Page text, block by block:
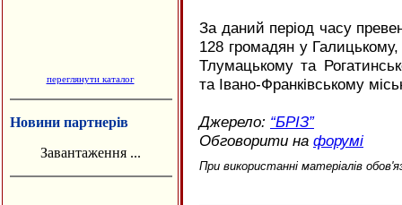
переглянути каталог
Новини партнерів
Завантаження ...
За даний період часу
128 громадян у
Тлумацькому та
та Івано-Франківському
Джерело: “БРІЗ”
Обговорити на форумі
При використанні матеріалів